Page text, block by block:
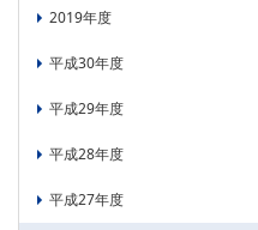
2019年度
平成30年度
平成29年度
平成28年度
平成27年度